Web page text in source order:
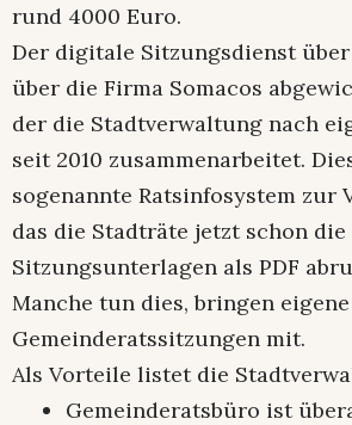
rund 4000 Euro.
Der digitale Sitzungsdienst
über die Firma Somacos
der die Stadtverwaltung nach
seit 2010 zusammenarbeitet.
sogenannte Ratsinfosystem zur
das die Stadträte jetzt schon die
Sitzungsunterlagen als PDF
Manche tun dies, bringen
Gemeinderatssitzungen mit.
Als Vorteile listet die
Gemeinderatsbüro ist